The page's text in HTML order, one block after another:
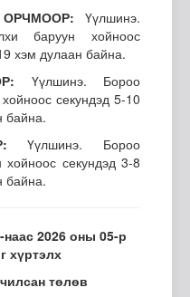
Үүлшинэ.
баруун хойноос
хэм дулаан байна.
Үүлшинэ. Бороо
секундэд 5-10
байна.
Үүлшинэ. Бороо
секундэд 3-8
байна.
2026 оны 05-р
хүртэлх
төлөв